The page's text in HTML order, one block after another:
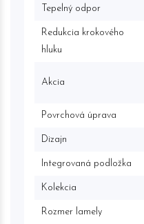
Tepelný odpor
Redukcia krokového
hluku
Akcia
Povrchová úprava
Dizajn
Integrovaná podložka
Kolekcia
Rozmer lamely